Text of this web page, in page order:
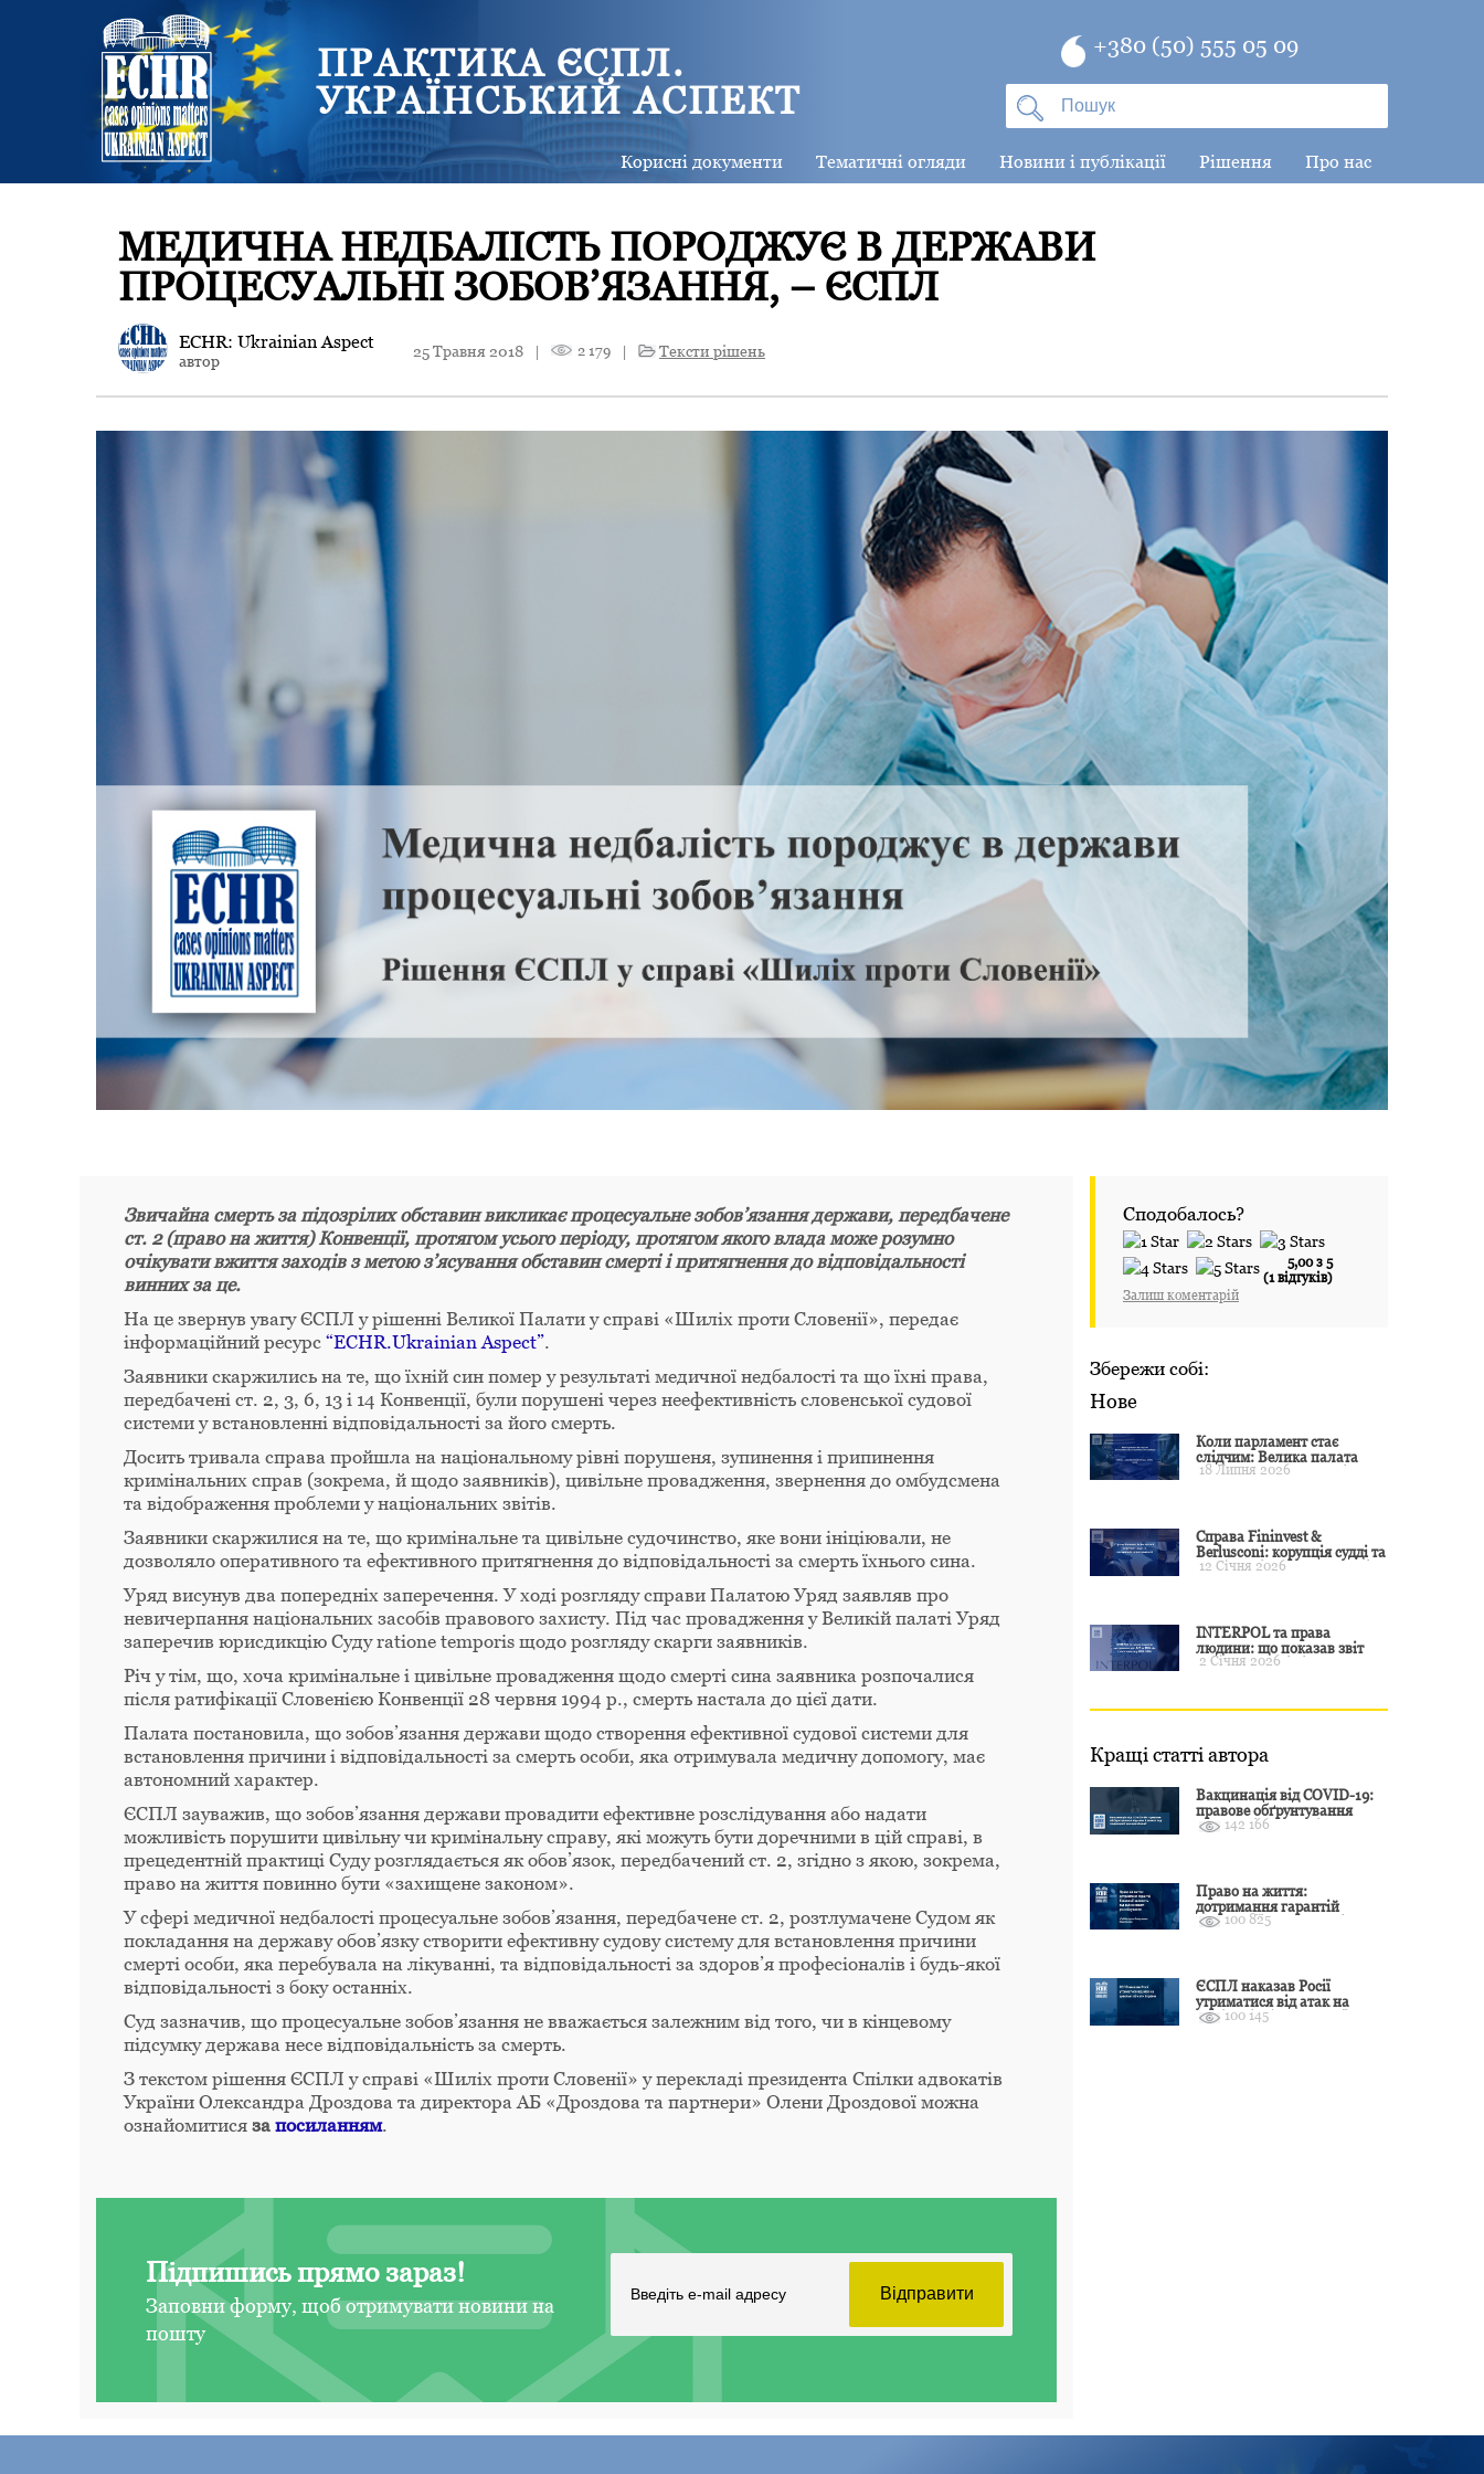
ПРАКТИКА ЄСПЛ.
УКРАЇНСЬКИЙ АСПЕКТ
+380 (50) 555 05 09
Корисні документи Тематичні огляди Новини і публікації Рішення Про нас
МЕДИЧНА НЕДБАЛІСТЬ ПОРОДЖУЄ В ДЕРЖАВИ
ПРОЦЕСУАЛЬНІ ЗОБОВ’ЯЗАННЯ, – ЄСПЛ
ECHR: Ukrainian Aspect
автор
25 Травня 2018 | 2 179 | Тексти рішень
Звичайна смерть за підозрілих обставин викликає процесуальне зобов’язання держави, передбачене
ст. 2 (право на життя) Конвенції, протягом усього періоду, протягом якого влада може розумно
очікувати вжиття заходів з метою з’ясування обставин смерті і притягнення до відповідальності
винних за це.
На це звернув увагу ЄСПЛ у рішенні Великої Палати у справі «Шиліх проти Словенії», передає
інформаційний ресурс “ECHR.Ukrainian Aspect”.
Заявники скаржились на те, що їхній син помер у результаті медичної недбалості та що їхні права,
передбачені ст. 2, 3, 6, 13 і 14 Конвенції, були порушені через неефективність словенської судової
системи у встановленні відповідальності за його смерть.
Досить тривала справа пройшла на національному рівні порушеня, зупинення і припинення
кримінальних справ (зокрема, й щодо заявників), цивільне провадження, звернення до омбудсмена
та відображення проблеми у національних звітів.
Заявники скаржилися на те, що кримінальне та цивільне судочинство, яке вони ініціювали, не
дозволяло оперативного та ефективного притягнення до відповідальності за смерть їхнього сина.
Уряд висунув два попередніх заперечення. У ході розгляду справи Палатою Уряд заявляв про
невичерпання національних засобів правового захисту. Під час провадження у Великій палаті Уряд
заперечив юрисдикцію Суду ratione temporis щодо розгляду скарги заявників.
Річ у тім, що, хоча кримінальне і цивільне провадження щодо смерті сина заявника розпочалися
після ратифікації Словенією Конвенції 28 червня 1994 р., смерть настала до цієї дати.
Палата постановила, що зобов’язання держави щодо створення ефективної судової системи для
встановлення причини і відповідальності за смерть особи, яка отримувала медичну допомогу, має
автономний характер.
ЄСПЛ зауважив, що зобов’язання держави провадити ефективне розслідування або надати
можливість порушити цивільну чи кримінальну справу, які можуть бути доречними в цій справі, в
прецедентній практиці Суду розглядається як обов’язок, передбачений ст. 2, згідно з якою, зокрема,
право на життя повинно бути «захищене законом».
У сфері медичної недбалості процесуальне зобов’язання, передбачене ст. 2, розтлумачене Судом як
покладання на державу обов’язку створити ефективну судову систему для встановлення причини
смерті особи, яка перебувала на лікуванні, та відповідальності за здоров’я професіоналів і будь-якої
відповідальності з боку останніх.
Суд зазначив, що процесуальне зобов’язання не вважається залежним від того, чи в кінцевому
підсумку держава несе відповідальність за смерть.
З текстом рішення ЄСПЛ у справі «Шиліх проти Словенії» у перекладі президента Спілки адвокатів
України Олександра Дроздова та директора АБ «Дроздова та партнери» Олени Дроздової можна
ознайомитися за посиланням.
Підпишись прямо зараз!
Заповни форму, щоб отримувати новини на
пошту
Сподобалось?
5,00 з 5
(1 відгуків)
Залиш коментарій
Збережи собі:
Нове
Коли парламент стає
слідчим: Велика палата
ЄСПЛ окреслила межі
18 Липня 2026
Справа Fininvest &
Berlusconi: корупція судді та
презумпція невинуватості
12 Січня 2026
INTERPOL та права
людини: що показав звіт
CCF за 2024 рік і чого чекати
2 Січня 2026
Кращі статті автора
Вакцинація від COVID-19:
правове обґрунтування
відмови і захист від
142 166
Право на життя:
дотримання гарантій
Конвенції залежить від
100 825
ЄСПЛ наказав Росії
утриматися від атак на
цивільні об’єкти України
100 145